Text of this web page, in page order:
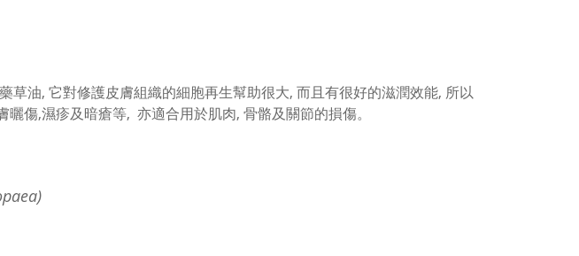
草油, 它對修護皮膚組織的細胞再生幫助很大, 而且有很好的滋潤效能, 所以
曬傷,濕疹及暗瘡等, 亦適合用於肌肉, 骨骼及關節的損傷。